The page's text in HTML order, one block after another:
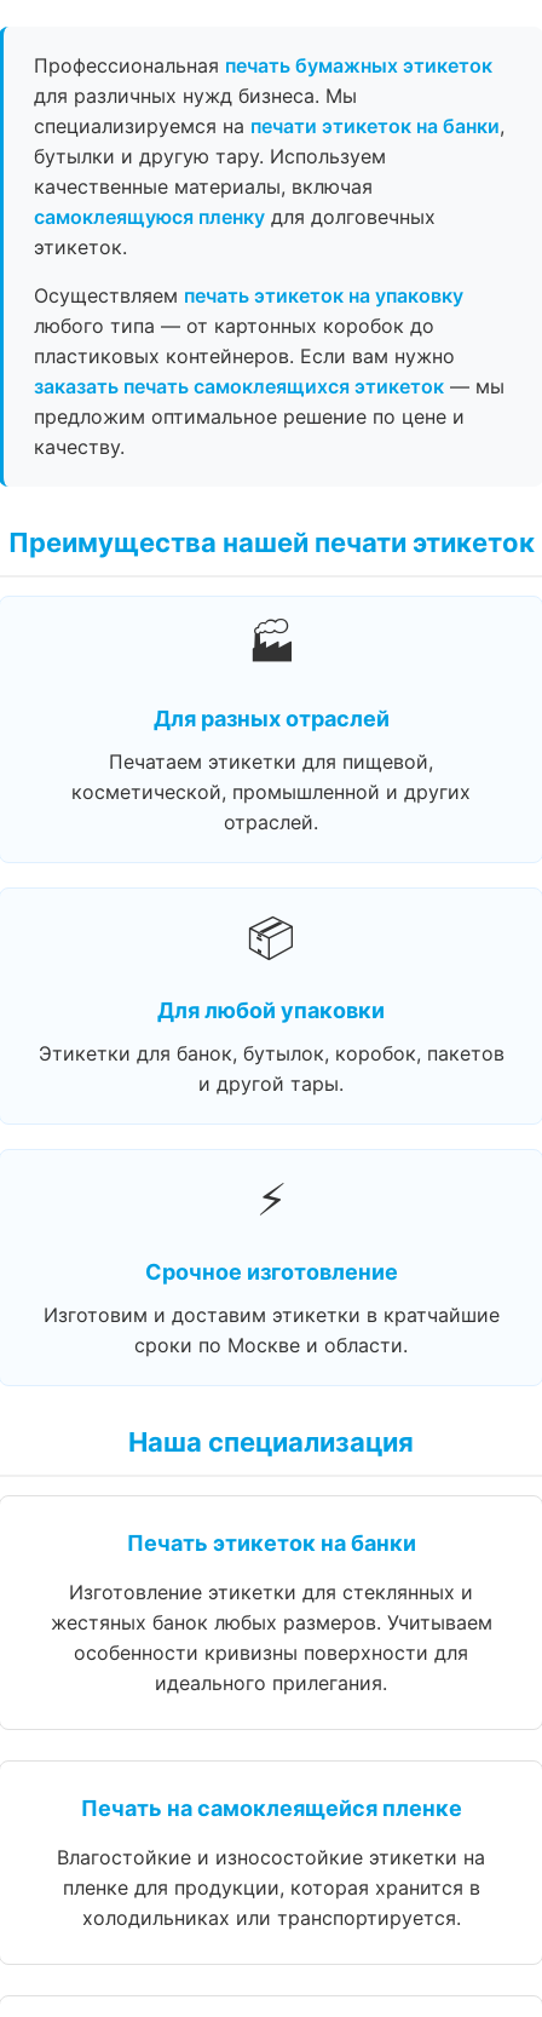
Профессиональная печать бумажных этикеток
для различных нужд бизнеса. Мы
специализируемся на печати этикеток на банки,
бутылки и другую тару. Используем
качественные материалы, включая
самоклеящуюся пленку для долговечных
этикеток.
Осуществляем печать этикеток на упаковку
любого типа — от картонных коробок до
пластиковых контейнеров. Если вам нужно
заказать печать самоклеящихся этикеток — мы
предложим оптимальное решение по цене и
качеству.
Преимущества нашей печати этикеток
🏭
Для разных отраслей
Печатаем этикетки для пищевой,
косметической, промышленной и других
отраслей.
📦
Для любой упаковки
Этикетки для банок, бутылок, коробок, пакетов
и другой тары.
⚡
Срочное изготовление
Изготовим и доставим этикетки в кратчайшие
сроки по Москве и области.
Наша специализация
Печать этикеток на банки
Изготовление этикетки для стеклянных и
жестяных банок любых размеров. Учитываем
особенности кривизны поверхности для
идеального прилегания.
Печать на самоклеящейся пленке
Влагостойкие и износостойкие этикетки на
пленке для продукции, которая хранится в
холодильниках или транспортируется.